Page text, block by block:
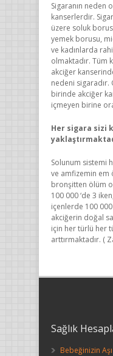
Sigaranın neden
kanserlerdir.
üzere soluk
yemek borusu,
ve kadınlarda
olmaktadır. Tüm
akciğer
nedeni sigaradır.
birinde akciğer
içmeyen birine
Her sigara sizi
Solunum sistemi
ve amfizemin em
bronşitten ölüm
100 000 ‘de 3
içenlerde 100 000
akciğerin doğal
için her türlü her
arttırmaktadır. (
Sağlık
Bebeğinizin